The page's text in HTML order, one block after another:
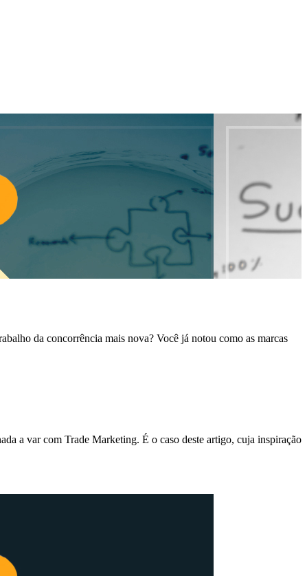
da concorrência mais nova? Você já notou como as marcas
a var com Trade Marketing. É o caso deste artigo, cuja inspiração